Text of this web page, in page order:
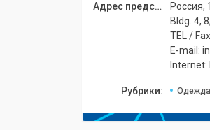
Адрес представительства:
Россия,
Bldg. 4,
TEL /
E-mail:
Рубрики: